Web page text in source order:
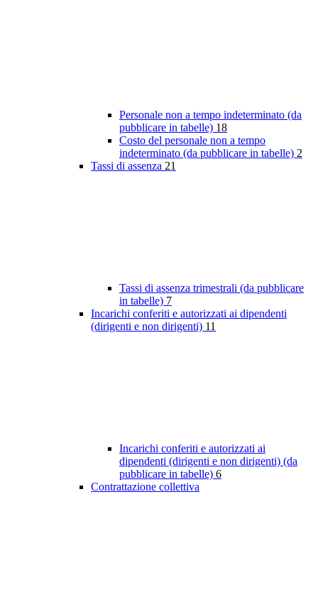
Personale non a tempo indeterminato (da
pubblicare in tabelle) 18
Costo del personale non a tempo
indeterminato (da pubblicare in tabelle) 2
Tassi di assenza 21
Tassi di assenza trimestrali (da pubblicare
in tabelle) 7
Incarichi conferiti e autorizzati ai dipendenti
(dirigenti e non dirigenti) 11
Incarichi conferiti e autorizzati ai
dipendenti (dirigenti e non dirigenti) (da
pubblicare in tabelle) 6
Contrattazione collettiva